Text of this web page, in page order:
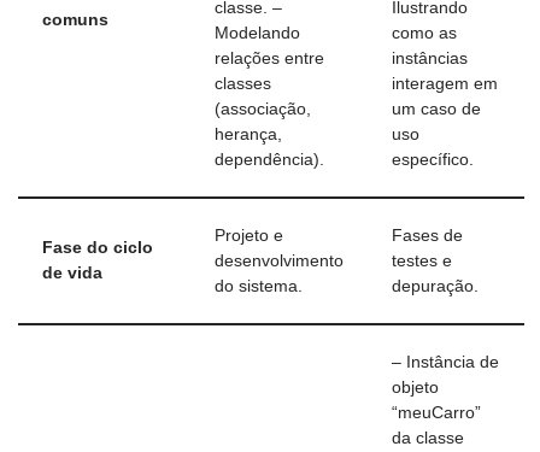
comuns
classe. –
Modelando
relações entre
classes
(associação,
herança,
dependência).
Ilustrando
como as
instâncias
interagem em
um caso de
uso
específico.
Fase do ciclo
de vida
Projeto e
desenvolvimento
do sistema.
Fases de
testes e
depuração.
– Instância de
objeto
“meuCarro”
da classe